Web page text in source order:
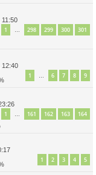
11:50
1 … 298 299 300 301
12:40
1 … 6 7 8 9
1 … 161 162 163 164
1 2 3 4 5